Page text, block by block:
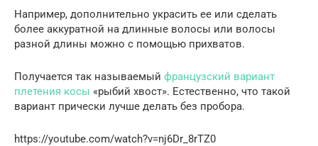
Например, дополнительно украсить ее или сделать
более аккуратной на длинные волосы или волосы
разной длины можно с помощью прихватов.
Получается так называемый французский вариант
плетения косы «рыбий хвост». Естественно, что такой
вариант прически лучше делать без пробора.
https://youtube.com/watch?v=nj6Dr_8rTZ0